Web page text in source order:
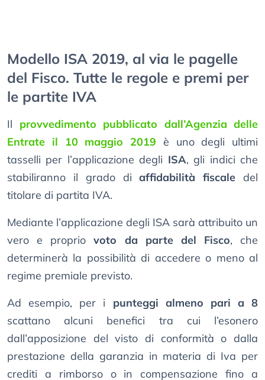
Modello ISA 2019, al via le pagelle
del Fisco. Tutte le regole e premi per
le partite IVA
Il provvedimento pubblicato dall’Agenzia delle
Entrate il 10 maggio 2019 è uno degli ultimi
tasselli per l’applicazione degli ISA, gli indici che
stabiliranno il grado diaffidabilità fiscale del
titolare di partita IVA.
Mediante l’applicazione degli ISA sarà attribuito un
vero e propriovoto da parte del Fisco, che
determinerà la possibilità di accedere o meno al
regime premiale previsto.
Ad esempio, per i punteggi almeno pari a 8
scattano alcuni benefici tra cui l’esonero
dall’apposizione del visto di conformità o dalla
prestazione della garanzia in materia di Iva per
crediti a rimborso o in compensazione fino a